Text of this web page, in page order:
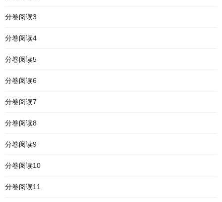
分卷阅读3
分卷阅读4
分卷阅读5
分卷阅读6
分卷阅读7
分卷阅读8
分卷阅读9
分卷阅读10
分卷阅读11